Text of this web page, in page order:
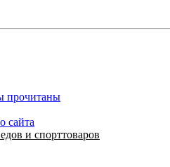
прочитаны
сайта
и спорттоваров